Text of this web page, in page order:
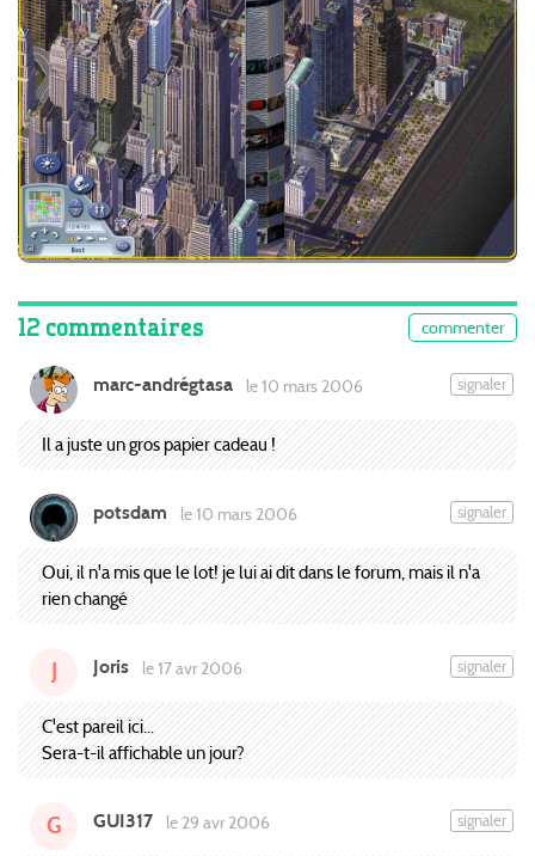
12 commentaires commenter
marc-andrégtasa le 10 mars 2006 signaler
Il a juste un gros papier cadeau !
potsdam le 10 mars 2006 signaler
Oui, il n'a mis que le lot! je lui ai dit dans le forum, mais il n'a
rien changé
J Joris le 17 avr 2006 signaler
C'est pareil ici...
Sera-t-il affichable un jour?
G GUI317 le 29 avr 2006 signaler